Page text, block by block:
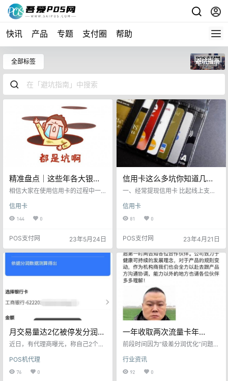
快讯 产品 专题 支付圈 帮助
全部标签 避坑指南
精准盘点│这些年各大银行
的信用卡最容易踩的坑
相信大家在使用信用卡的过程中一
就给大家来盘点一下，各大银行信
用卡容易踩坑的地方，快来看看你
到。其中，中信银行和兴业的手续
费在行业中算是偏高的。比如中信
银行信用卡账单分期，同样5万元分
12期，中信0.73%，工行0.6%，中
会出现A银行在6期以内手…
信用卡
144 0
POS支付网 23年5月24日
信用卡这么多坑你知道几
个？
一、经常提现信用卡 比起线上支
所以，他们经常把信用卡中的额度
提现出来使用。但是，信用卡取现
的，还不能再享受信用卡的免息期
了，这样你就会在不知不觉中多付
很多钱给银行了。 二、往信用卡里
存钱 有些人爱刷信用卡，买点东西
不管多大额度都用信用卡刷，很多
时候信用卡额度根本不够用。于
是，习惯了用信用卡支付的他们就
往信用卡…
信用卡
81 0
POS支付网 23年4月21日
月交易量达2亿被停发分润！
代理商曝光X富2.0平台
近日，有代理商曝光，称自己2个亿
前6万多元分润无法提现，该代理称
并无欠货款，多次和平台负责人电
话、面谈沟通均无果，无奈选择曝
POS机代理
76 0
一年收取两次流量卡年
费？！ 支付公司流量卡上涨
前段时间因为“级差分润优化”问题P
润有没有被偷！被推上风口浪尖的X
X达，如今又因提前收取次年流量卡
费遭到代理和用户质疑。 原本此产
行业资讯
92 0